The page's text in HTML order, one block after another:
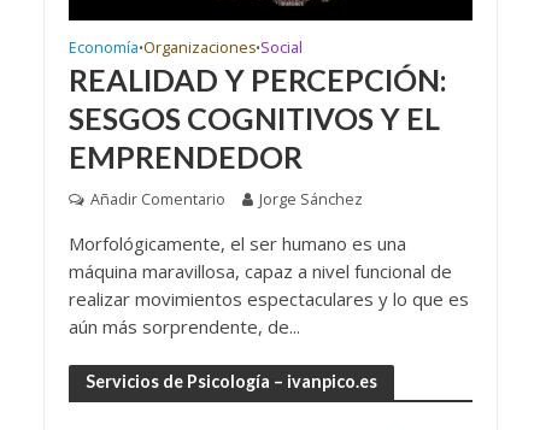
Economía•Organizaciones•Social
REALIDAD Y PERCEPCIÓN:
SESGOS COGNITIVOS Y EL
EMPRENDEDOR
Añadir Comentario Jorge Sánchez
Morfológicamente, el ser humano es una
máquina maravillosa, capaz a nivel funcional de
realizar movimientos espectaculares y lo que es
aún más sorprendente, de...
Servicios de Psicología – ivanpico.es